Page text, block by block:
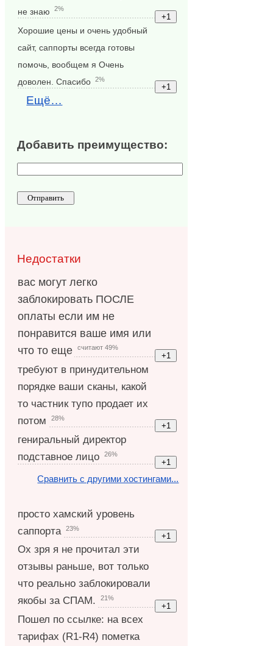
не знаю
2%
Хорошие цены и очень удобный
сайт, саппорты всегда готовы
помочь, вообщем я Очень
доволен. Спасибо
2%
Ещё…
Добавить преимущество:
Недостатки
вас могут легко
заблокировать ПОСЛЕ
оплаты если им не
понравится ваше имя или
что то еще
считают 49%
требуют в принудительном
порядке ваши сканы, какой
то частник тупо продает их
потом
28%
гениральный директор
подставное лицо
26%
Сравнить с другими хостингами...
просто хамский уровень
саппорта
23%
Ох зря я не прочитал эти
отзывы раньше, вот только
что реально заблокировали
якобы за СПАМ.
21%
Пошел по ссылке: на всех
тарифах (R1-R4) пометка